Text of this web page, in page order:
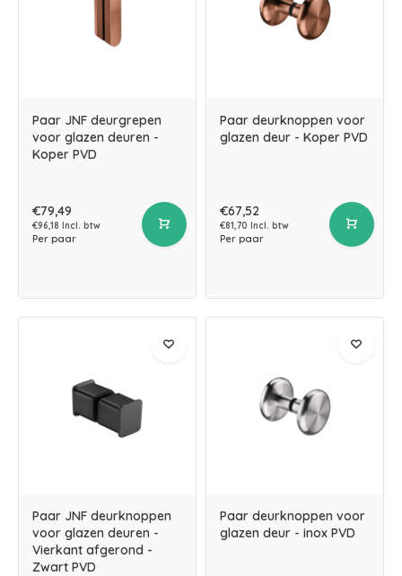
Paar JNF deurgrepen
voor glazen deuren -
Koper PVD
€79,49
€96,18 Incl. btw
Per paar
Paar deurknoppen voor
glazen deur - Koper PVD
€67,52
€81,70 Incl. btw
Per paar
Paar JNF deurknoppen
voor glazen deuren -
Vierkant afgerond -
Zwart PVD
Paar deurknoppen voor
glazen deur - inox PVD